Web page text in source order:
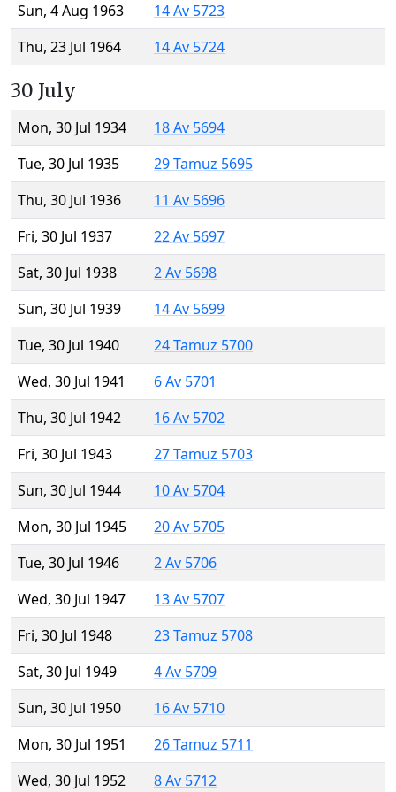
Sun, 4 Aug 1963
14 Av 5723
Thu, 23 Jul 1964
14 Av 5724
30 July
Mon, 30 Jul 1934
18 Av 5694
Tue, 30 Jul 1935
29 Tamuz 5695
Thu, 30 Jul 1936
11 Av 5696
Fri, 30 Jul 1937
22 Av 5697
Sat, 30 Jul 1938
2 Av 5698
Sun, 30 Jul 1939
14 Av 5699
Tue, 30 Jul 1940
24 Tamuz 5700
Wed, 30 Jul 1941
6 Av 5701
Thu, 30 Jul 1942
16 Av 5702
Fri, 30 Jul 1943
27 Tamuz 5703
Sun, 30 Jul 1944
10 Av 5704
Mon, 30 Jul 1945
20 Av 5705
Tue, 30 Jul 1946
2 Av 5706
Wed, 30 Jul 1947
13 Av 5707
Fri, 30 Jul 1948
23 Tamuz 5708
Sat, 30 Jul 1949
4 Av 5709
Sun, 30 Jul 1950
16 Av 5710
Mon, 30 Jul 1951
26 Tamuz 5711
Wed, 30 Jul 1952
8 Av 5712